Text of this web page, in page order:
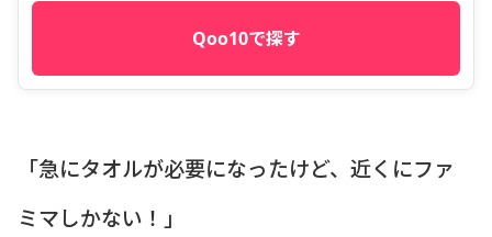
Qoo10で探す
「急にタオルが必要になったけど、近くにファ
ミマしかない！」